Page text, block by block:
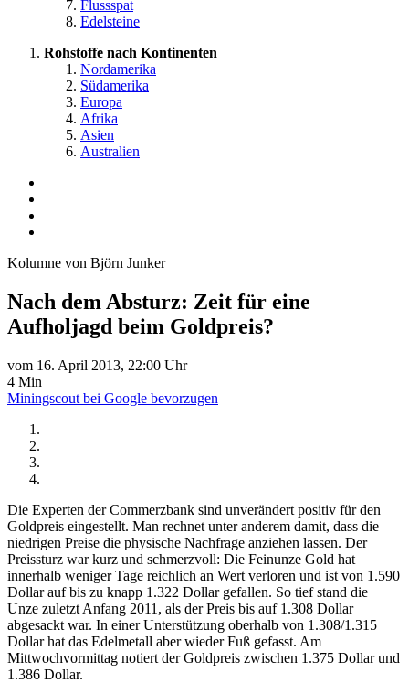
Flussspat
Edelsteine
Rohstoffe nach Kontinenten
Nordamerika
Südamerika
Europa
Afrika
Asien
Australien
Kolumne von Björn Junker
Nach dem Absturz: Zeit für eine
Aufholjagd beim Goldpreis?
vom 16. April 2013, 22:00 Uhr
4 Min
Miningscout bei Google bevorzugen
Die Experten der Commerzbank sind unverändert positiv für den
Goldpreis eingestellt. Man rechnet unter anderem damit, dass die
niedrigen Preise die physische Nachfrage anziehen lassen. Der
Preissturz war kurz und schmerzvoll: Die Feinunze Gold hat
innerhalb weniger Tage reichlich an Wert verloren und ist von 1.590
Dollar auf bis zu knapp 1.322 Dollar gefallen. So tief stand die
Unze zuletzt Anfang 2011, als der Preis bis auf 1.308 Dollar
abgesackt war. In einer Unterstützung oberhalb von 1.308/1.315
Dollar hat das Edelmetall aber wieder Fuß gefasst. Am
Mittwochvormittag notiert der Goldpreis zwischen 1.375 Dollar und
1.386 Dollar.